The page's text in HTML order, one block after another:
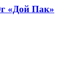
«Дой Пак»